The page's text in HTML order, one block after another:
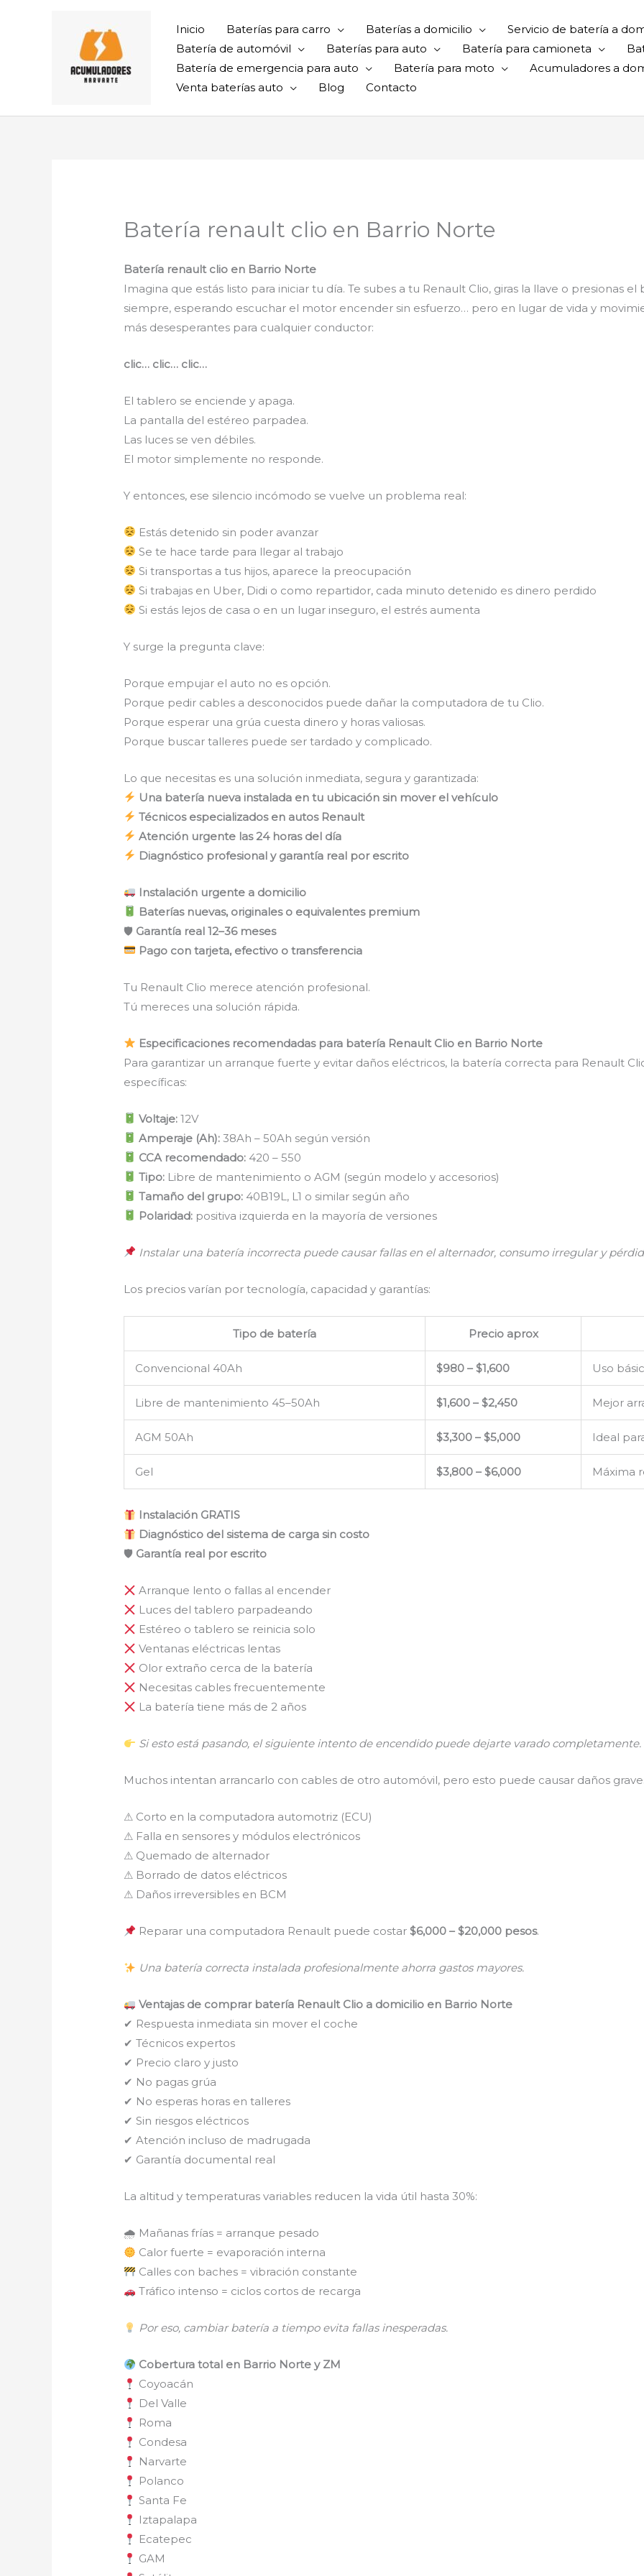
Inicio Baterías para carro Baterías a domicilio
Servicio de batería a
Batería de automóvil
Baterías para auto Batería para camioneta
Batería de emergencia para auto
Batería para moto
Acumuladores a
Venta baterías auto
Blog Contacto
Batería renault clio en Barrio Norte
Batería renault clio en Barrio Norte
Imagina que estás listo para iniciar tu día. Te subes a tu Renault Clio, giras la llave o presionas
siempre, esperando escuchar el motor encender sin esfuerzo… pero en lugar de vida y
más desesperantes para cualquier conductor:
clic… clic… clic…
El tablero se enciende y apaga.
La pantalla del estéreo parpadea.
Las luces se ven débiles.
El motor simplemente no responde.
Y entonces, ese silencio incómodo se vuelve un problema real:
Estás detenido sin poder avanzar
Se te hace tarde para llegar al trabajo
Si transportas a tus hijos, aparece la preocupación
Si trabajas en Uber, Didi o como repartidor, cada minuto detenido es dinero perdido
Si estás lejos de casa o en un lugar inseguro, el estrés aumenta
Y surge la pregunta clave:
Porque empujar el auto no es opción.
Porque pedir cables a desconocidos puede dañar la computadora de tu Clio.
Porque esperar una grúa cuesta dinero y horas valiosas.
Porque buscar talleres puede ser tardado y complicado.
Lo que necesitas es una solución inmediata, segura y garantizada:
Una batería nueva instalada en tu ubicación sin mover el vehículo
Técnicos especializados en autos Renault
Atención urgente las 24 horas del día
Diagnóstico profesional y garantía real por escrito
Instalación urgente a domicilio
Baterías nuevas, originales o equivalentes premium
🛡 Garantía real 12–36 meses
Pago con tarjeta, efectivo o transferencia
Tu Renault Clio merece atención profesional.
Tú mereces una solución rápida.
Especificaciones recomendadas para batería Renault Clio en Barrio Norte
Para garantizar un arranque fuerte y evitar daños eléctricos, la batería correcta para Renault
específicas:
Voltaje: 12V
Amperaje (Ah): 38Ah – 50Ah según versión
CCA recomendado: 420 – 550
Tipo: Libre de mantenimiento o AGM (según modelo y accesorios)
Tamaño del grupo: 40B19L, L1 o similar según año
Polaridad: positiva izquierda en la mayoría de versiones
Instalar una batería incorrecta puede causar fallas en el alternador, consumo irregular y
Los precios varían por tecnología, capacidad y garantías:
Tipo de batería Precio aprox
Convencional 40Ah $980 – $1,600 Uso
Libre de mantenimiento 45–50Ah $1,600 – $2,450 Mejor
AGM 50Ah $3,300 – $5,000 Ideal
Gel $3,800 – $6,000 Máxima
Instalación GRATIS
Diagnóstico del sistema de carga sin costo
🛡 Garantía real por escrito
Arranque lento o fallas al encender
Luces del tablero parpadeando
Estéreo o tablero se reinicia solo
Ventanas eléctricas lentas
Olor extraño cerca de la batería
Necesitas cables frecuentemente
La batería tiene más de 2 años
Si esto está pasando, el siguiente intento de encendido puede dejarte varado completamente.
Muchos intentan arrancarlo con cables de otro automóvil, pero esto puede causar daños
⚠ Corto en la computadora automotriz (ECU)
⚠ Falla en sensores y módulos electrónicos
⚠ Quemado de alternador
⚠ Borrado de datos eléctricos
⚠ Daños irreversibles en BCM
Reparar una computadora Renault puede costar$6,000 – $20,000 pesos.
Una batería correcta instalada profesionalmente ahorra gastos mayores.
Ventajas de comprar batería Renault Clio a domicilio en Barrio Norte
✔ Respuesta inmediata sin mover el coche
✔ Técnicos expertos
✔ Precio claro y justo
✔ No pagas grúa
✔ No esperas horas en talleres
✔ Sin riesgos eléctricos
✔ Atención incluso de madrugada
✔ Garantía documental real
La altitud y temperaturas variables reducen la vida útil hasta 30%:
🌧 Mañanas frías = arranque pesado
Calor fuerte = evaporación interna
Calles con baches = vibración constante
Tráfico intenso = ciclos cortos de recarga
Por eso, cambiar batería a tiempo evita fallas inesperadas.
Cobertura total en Barrio Norte y ZM
Coyoacán
Del Valle
Roma
Condesa
Narvarte
Polanco
Santa Fe
Iztapalapa
Ecatepec
GAM